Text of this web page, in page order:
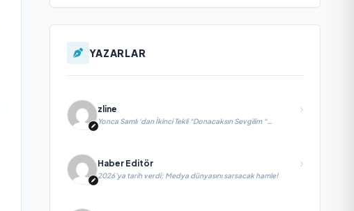
YAZARLAR
zline
Yonca Samlı ‘dan İkinci Tekli “Donacaksın Sevgilim “
yayımlandı
Haber Editör
2026’ya tarih verdi; Medya dünyasını sarsacak hamle!